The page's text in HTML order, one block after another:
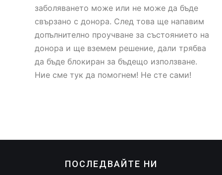
заболяването може или не може да бъде
свързано с донора. След това ще напавим
допълнително проучване за състоянието на
донора и ще вземем решение, дали трябва
да бъде блокиран за бъдещо използване.
Ние сме тук да помогнем! Не сте сами!
ПОСЛЕДВАЙТЕ НИ